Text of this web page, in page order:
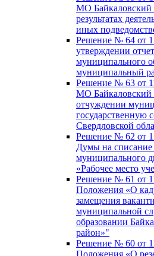
МО Байкаловский
результатах
иных
Решение № 64 от
утверждении
муниципального
муниципальный
Решение № 63 от
МО Байкаловский
отчуждении
государственную
Свердловской
Решение № 62 от
Думы на списание
муниципального
«Рабочее место
Решение № 61 от
Положения «О
замещения
муниципальной
образовании
район»"
Решение № 60 от
Положения «О